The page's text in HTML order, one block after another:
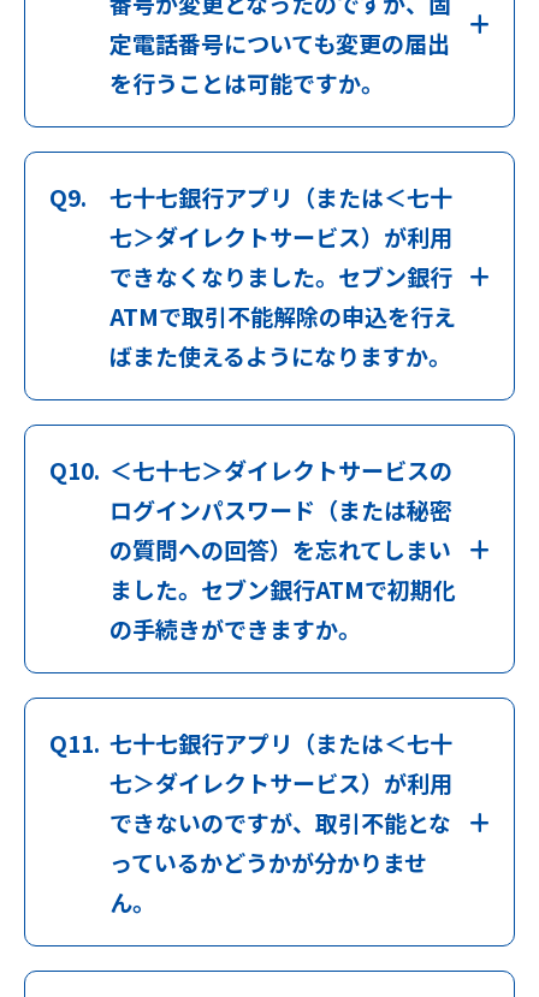
定電話番号についても変更の届出
を行うことは可能ですか。
Q9.
七十七銀行アプリ（または＜七十
七＞ダイレクトサービス）が利用
できなくなりました。セブン銀行
ATMで取引不能解除の申込を行え
ばまた使えるようになりますか。
Q10. ＜七十七＞ダイレクトサービスの
ログインパスワード（または秘密
の質問への回答）を忘れてしまい
ました。セブン銀行ATMで初期化
の手続きができますか。
Q11. 七十七銀行アプリ（または＜七十
七＞ダイレクトサービス）が利用
できないのですが、取引不能とな
っているかどうかが分かりませ
ん。